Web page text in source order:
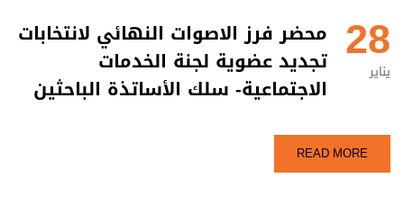
28
يناير
محضر فرز الاصوات النهائي لانتخابات
تجديد عضوية لجنة الخدمات
الاجتماعية‎- سلك الأساتذة الباحثين
READ MORE